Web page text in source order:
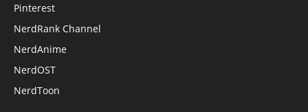
Pinterest
NerdRank Channel
NerdAnime
NerdOST
NerdToon